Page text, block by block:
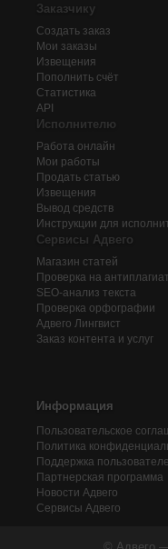
Заказчику
Создать заказ
Мои заказы
Извещения
Пополнить счёт
Статистика
API
Исполнителю
Работа онлайн
Мои работы
Продать статью
Извещения
Вывод средств
Инструкции для
Сервисы Адвего
Магазин статей
Проверка на антиплагиат
SEO-анализ текста
Проверка орфографии
Адвего Лингвист
Заказ контента и услуг
Информация
Пользовательское
Политика
Поддержка
Партнерская программа
Новости Адвего
Сервисы Адвего